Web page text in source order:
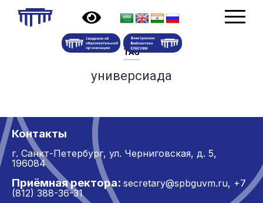
TAG
универсиада
Контакты
г. Санкт-Петербург, ул. Черниговская, д. 5,
196084
Приёмная ректора: secretary@spbguvm.ru, +7
(812) 388-36-31